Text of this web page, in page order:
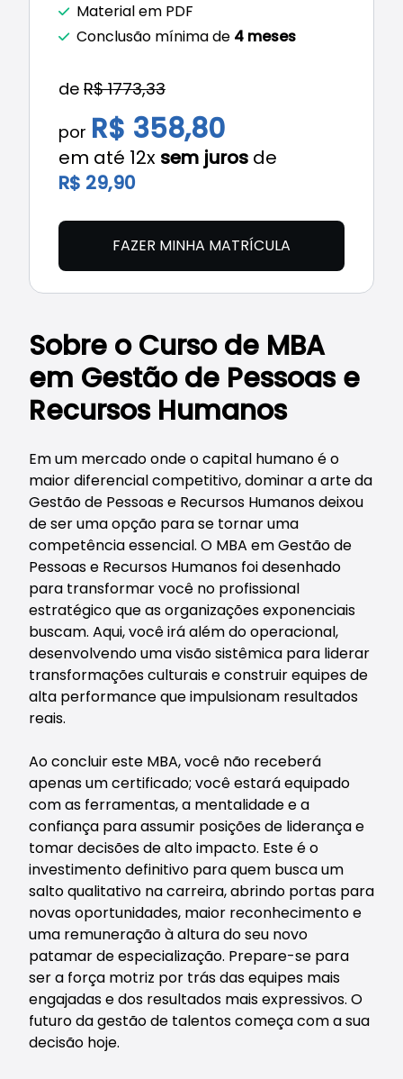
Sobre o Curso de MBA
em Gestão de Pessoas e
Recursos Humanos
Em um mercado onde o capital humano é o
maior diferencial competitivo, dominar a arte da
Gestão de Pessoas e Recursos Humanos deixou
de ser uma opção para se tornar uma
competência essencial. O MBA em Gestão de
Pessoas e Recursos Humanos foi desenhado
para transformar você no profissional
estratégico que as organizações exponenciais
buscam. Aqui, você irá além do operacional,
desenvolvendo uma visão sistêmica para liderar
transformações culturais e construir equipes de
alta performance que impulsionam resultados
reais.
Ao concluir este MBA, você não receberá
apenas um certificado; você estará equipado
com as ferramentas, a mentalidade e a
confiança para assumir posições de liderança e
tomar decisões de alto impacto. Este é o
investimento definitivo para quem busca um
salto qualitativo na carreira, abrindo portas para
novas oportunidades, maior reconhecimento e
uma remuneração à altura do seu novo
patamar de especialização. Prepare-se para
ser a força motriz por trás das equipes mais
engajadas e dos resultados mais expressivos. O
futuro da gestão de talentos começa com a sua
decisão hoje.
Material em PDF
Conclusão mínima de 4 meses
de R$ 1773,33
por R$ 358,80
em até 12x sem juros de
R$ 29,90
FAZER MINHA MATRÍCULA